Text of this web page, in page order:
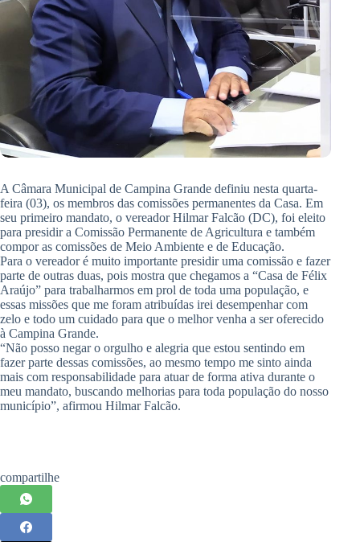
A Câmara Municipal de Campina Grande definiu nesta quarta-
feira (03), os membros das comissões permanentes da Casa. Em
seu primeiro mandato, o vereador Hilmar Falcão (DC), foi eleito
para presidir a Comissão Permanente de Agricultura e também
compor as comissões de Meio Ambiente e de Educação.
Para o vereador é muito importante presidir uma comissão e fazer
parte de outras duas, pois mostra que chegamos a “Casa de Félix
Araújo” para trabalharmos em prol de toda uma população, e
essas missões que me foram atribuídas irei desempenhar com
zelo e todo um cuidado para que o melhor venha a ser oferecido
à Campina Grande.
“Não posso negar o orgulho e alegria que estou sentindo em
fazer parte dessas comissões, ao mesmo tempo me sinto ainda
mais com responsabilidade para atuar de forma ativa durante o
meu mandato, buscando melhorias para toda população do nosso
município”, afirmou Hilmar Falcão.
compartilhe